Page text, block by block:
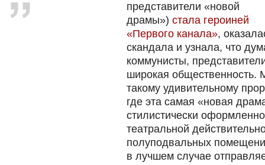
представители «новой
драмы») стала героиней
«Первого канала»,
скандала и узнала, что
коммунисты,
широкая
такому удивительному
где эта самая «новая
стилистически
театральной
полуподвальных
в лучшем случае